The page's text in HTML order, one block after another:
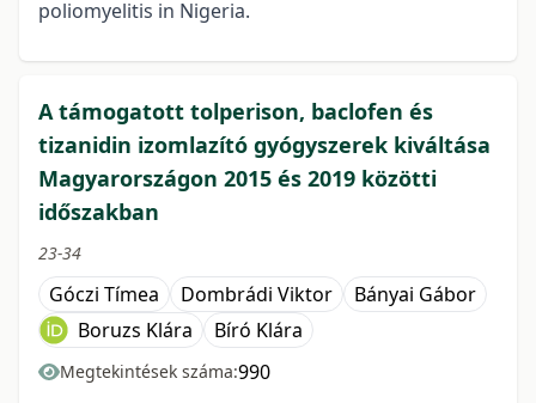
poliomyelitis in Nigeria.
A támogatott tolperison, baclofen és
tizanidin izomlazító gyógyszerek kiváltása
Magyarországon 2015 és 2019 közötti
időszakban
23-34
Góczi Tímea Dombrádi Viktor
Bányai Gábor
Boruzs Klára
Bíró Klára
Megtekintések száma:990